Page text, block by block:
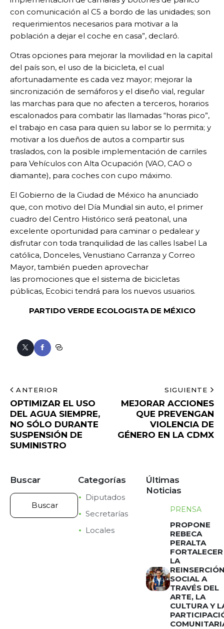
con comunicación al C5 a bordo de las unidades; son
requerimientos necesarios para motivar a la
población a dejar el coche en casa”, declaró.
Otras opciones para mejorar la movilidad en la capital
del país son, el uso de la bicicleta, el cual
afortunadamente es cada vez mayor; mejorar la
sincronización de semáforos y el diseño vial, regular
las marchas para que no afecten a terceros, horarios
escalonados para combatir las llamadas “horas pico”,
el trabajo en casa para quien su labor se lo permita; y
motivar a los dueños de autos a compartir sus
traslados, con la posible implementación de carriles
para Vehículos con Alta Ocupación (VAO, CAO o
diamante), para coches con cupo máximo.
El Gobierno de la Ciudad de México ha anunciado
que, con motivo del Día Mundial sin auto, el primer
cuadro del Centro Histórico será peatonal, una
excelente oportunidad para caminar o pedalear y
disfrutar con toda tranquilidad de las calles Isabel La
católica, Donceles, Venustiano Carranza y Correo
Mayor, también pueden aprovechar
las promociones que el sistema de bicicletas
públicas, Ecobici tendrá para los nuevos usuarios.
PARTIDO VERDE ECOLOGISTA DE MÉXICO
ANTERIOR
OPTIMIZAR EL USO
DEL AGUA SIEMPRE,
NO SÓLO DURANTE
SUSPENSIÓN DE
SUMINISTRO
SIGUIENTE
MEJORAR ACCIONES
QUE PREVENGAN
VIOLENCIA DE
GÉNERO EN LA CDMX
Buscar Categorías
Diputados
Secretarías
Locales
Últimas
Noticias
PRENSA
PROPONE
REBECA
PERALTA
FORTALECER
LA
SOCIAL A
TRAVÉS DEL
ARTE, LA
CULTURA Y